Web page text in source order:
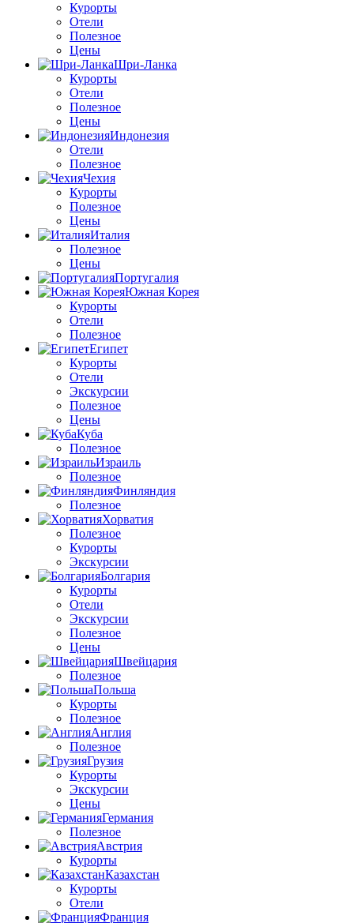
Курорты
Отели
Полезное
Цены
Шри-Ланка
Курорты
Отели
Полезное
Цены
Индонезия
Отели
Полезное
Чехия
Курорты
Полезное
Цены
Италия
Полезное
Цены
Португалия
Южная Корея
Курорты
Отели
Полезное
Египет
Курорты
Отели
Экскурсии
Полезное
Цены
Куба
Полезное
Израиль
Полезное
Финляндия
Полезное
Хорватия
Полезное
Курорты
Экскурсии
Болгария
Курорты
Отели
Экскурсии
Полезное
Цены
Швейцария
Полезное
Польша
Курорты
Полезное
Англия
Полезное
Грузия
Курорты
Экскурсии
Цены
Германия
Полезное
Австрия
Курорты
Казахстан
Курорты
Отели
Франция